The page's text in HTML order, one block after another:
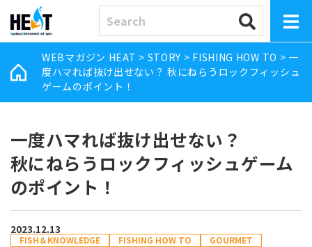
WEBマガジン HEAT > STORY > FISHING HOW TO > 一
度ハマれば抜け出せない？ 秋にねらうロックフィッシュ
ゲームのポイント！
一度ハマれば抜け出せない？
秋にねらうロックフィッシュゲーム
のポイント！
2023.12.13
FISH＆KNOWLEDGE FISHING HOW TO GOURMET